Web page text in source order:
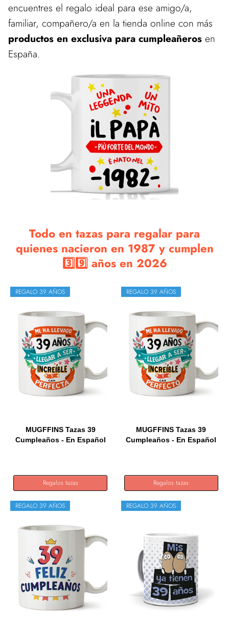
encuentres el regalo ideal para ese amigo/a,
familiar, compañero/a en la tienda online con más
productos en exclusiva para cumpleañeros en
España.
Todo en tazas para regalar para
quienes nacieron en 1987 y cumplen
3️⃣9️⃣ años en 2026
REGALO 39 AÑOS
MUGFFINS Tazas 39
Cumpleaños - En Español
Regalos tazas
REGALO 39 AÑOS
MUGFFINS Tazas 39
Cumpleaños - En Español
Regalos tazas
REGALO 39 AÑOS REGALO 39 AÑOS